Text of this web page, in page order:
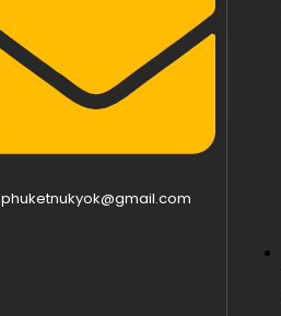
phuketnukyok@gmail.com